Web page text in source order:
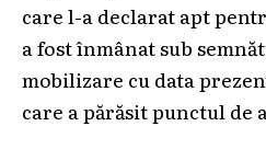
care l-a declarat apt
a fost înmânat sub
mobilizare cu data
care a părăsit punctul de